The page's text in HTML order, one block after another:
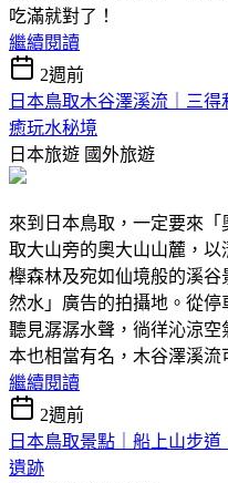
吃滿就對了！
繼續閱讀
2週前
日本鳥取木谷澤溪流｜三
癒玩水秘境
日本旅遊 國外旅遊
來到日本鳥取，一定要來
取大山旁的奧大山山麓，
櫸森林及宛如仙境般的溪
然水」廣告的拍攝地。從
聽見潺潺水聲，徜徉沁涼空
本也相當有名，木谷澤溪流
繼續閱讀
2週前
日本鳥取景點｜船上山步
遺跡